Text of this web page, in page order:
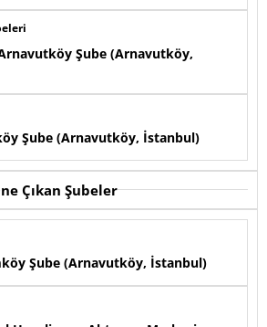
Şube (Arnavutköy,
Şube (Arnavutköy, İstanbul)
Çıkan Şubeler
Şube (Arnavutköy, İstanbul)